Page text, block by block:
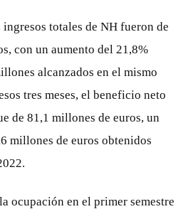
totales de NH fueron de
con un aumento del 21,8%
alcanzados en el mismo
tres meses, el beneficio neto
de 81,1 millones de euros, un
millones de euros obtenidos
ocupación en el primer semestre